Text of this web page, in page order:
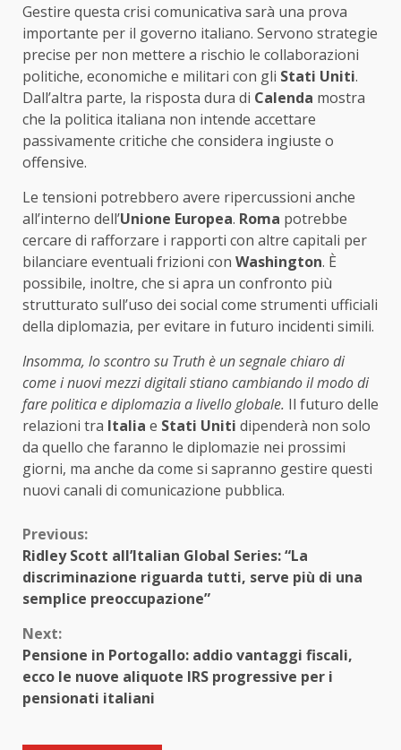
Gestire questa crisi comunicativa sarà una prova
importante per il governo italiano. Servono strategie
precise per non mettere a rischio le collaborazioni
politiche, economiche e militari con gli Stati Uniti.
Dall’altra parte, la risposta dura di Calenda mostra
che la politica italiana non intende accettare
passivamente critiche che considera ingiuste o
offensive.
Le tensioni potrebbero avere ripercussioni anche
all’interno dell’Unione Europea. Roma potrebbe
cercare di rafforzare i rapporti con altre capitali per
bilanciare eventuali frizioni con Washington. È
possibile, inoltre, che si apra un confronto più
strutturato sull’uso dei social come strumenti ufficiali
della diplomazia, per evitare in futuro incidenti simili.
Insomma, lo scontro su Truth è un segnale chiaro di
come i nuovi mezzi digitali stiano cambiando il modo di
fare politica e diplomazia a livello globale. Il futuro delle
relazioni tra Italia e Stati Uniti dipenderà non solo
da quello che faranno le diplomazie nei prossimi
giorni, ma anche da come si sapranno gestire questi
nuovi canali di comunicazione pubblica.
Continue
Reading
Previous:
Ridley Scott all’Italian Global Series: “La
discriminazione riguarda tutti, serve più di una
semplice preoccupazione”
Next:
Pensione in Portogallo: addio vantaggi fiscali,
ecco le nuove aliquote IRS progressive per i
pensionati italiani